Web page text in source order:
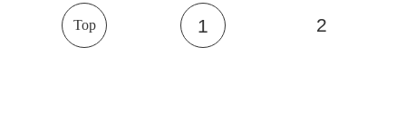
Top 1 2